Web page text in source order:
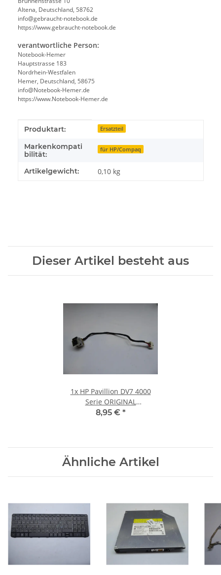
Altena, Deutschland, 58762
info@gebraucht-notebook.de
https://www.gebraucht-notebook.de
verantwortliche Person:
Notebook-Hemer
Hauptstrasse 183
Nordrhein-Westfalen
Hemer, Deutschland, 58675
info@Notebook-Hemer.de
https://www.Notebook-Hemer.de
Produkteigenschaft
Wert
Produktart: Ersatzteil
Markenkompati
bilität:
für HP/Compaq
Artikelgewicht: 0,10 kg
Dieser Artikel besteht aus
1x HP Pavillion DV7 4000
Serie ORIGINAL
Powerbuchse mit Kabel
8,95 € *
Ähnliche Artikel